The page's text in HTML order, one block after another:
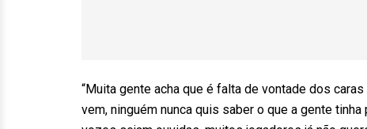
“Muita gente acha que é falta de vontade dos
vem, ninguém nunca quis saber o que a gente